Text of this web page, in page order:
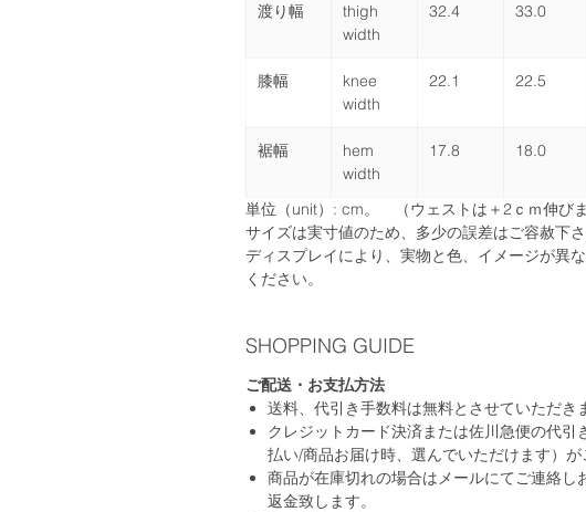
渡り幅
thigh
width
32.4 33.0
膝幅
knee
width
22.1 22.5
裾幅
hem
width
17.8 18.0
単位（unit）: cm。 （ウェストは＋2ｃｍ伸びま
サイズは実寸値のため、多少の誤差はご容赦下さ
ディスプレイにより、実物と色、イメージが異
ください。
SHOPPING GUIDE
ご配送・お支払方法
送料、代引き手数料は無料とさせていただき
クレジットカード決済または佐川急便の代引
払い/商品お届け時、選んでいただけます）が
商品が在庫切れの場合はメールにてご連絡
返金致します。